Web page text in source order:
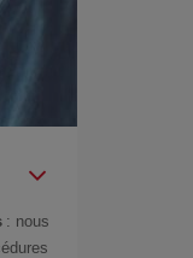
: nous